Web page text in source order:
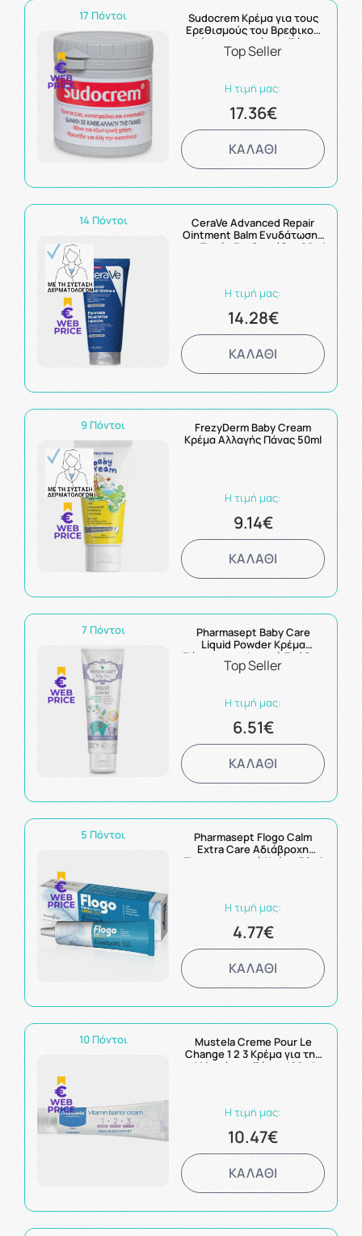
17 Πόντοι
Sudocrem Κρέμα για τους
Ερεθισμούς του Βρεφικού
Δέρματος από την Πάνα
250g
Top Seller
Η τιμή μας:
17.36€
ΚΑΛΑΘΙ
14 Πόντοι
CeraVe Advanced Repair
Ointment Balm Ενυδάτωσης
για Ξηρές Επιδερμίδες 88ml
Η τιμή μας:
14.28€
ΚΑΛΑΘΙ
9 Πόντοι
FrezyDerm Baby Cream
Κρέμα Αλλαγής Πάνας 50ml
Η τιμή μας:
9.14€
ΚΑΛΑΘΙ
7 Πόντοι
Pharmasept Baby Care
Liquid Powder Κρέμα
Σώματος με Φυσική Πούδρα
150ml
Top Seller
Η τιμή μας:
6.51€
ΚΑΛΑΘΙ
5 Πόντοι
Pharmasept Flogo Calm
Extra Care Αδιάβροχη
Προστατευτική Κρέμα 50ml
Η τιμή μας:
4.77€
ΚΑΛΑΘΙ
10 Πόντοι
Mustela Creme Pour Le
Change 1 2 3 Κρέμα για την
Αλλαγή της Πάνας 100ml
Η τιμή μας:
10.47€
ΚΑΛΑΘΙ